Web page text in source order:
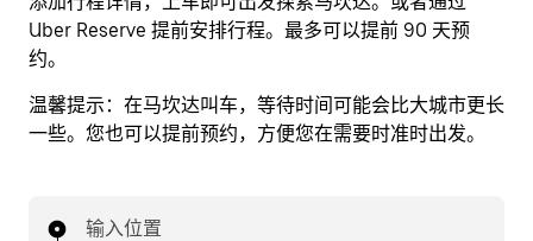
Uber Reserve 提前安排行程。最多可以提前 90 天预
约。
温馨提示： 在马坎达叫车，等待时间可能会比大城市更长
一些。您也可以提前预约，方便您在需要时准时出发。
输入位置